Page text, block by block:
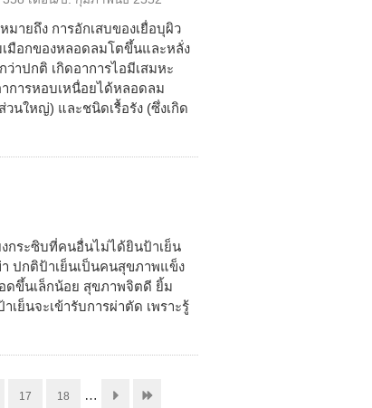
ายถึง การอักเสบของเยื่อบุผิว
มือกของหลอดลมโตขึ้นและหลั่ง
ว่าปกติ เกิดอาการไอมีเสมหะ
การหอบเหนื่อยได้หลอดลม
นใหญ่) และชนิดเรื้อรัง (ซึ่งเกิด
กระซิบที่คนอื่นไม่ได้ยินป้าเย็น
ปกติป้าเย็นเป็นคนสุขภาพแข็ง
ดขึ้นเล็กน้อย สุขภาพจิตดี ยิ้ม
ย็นจะเข้ารับการผ่าตัด เพราะรู้
17 18 …